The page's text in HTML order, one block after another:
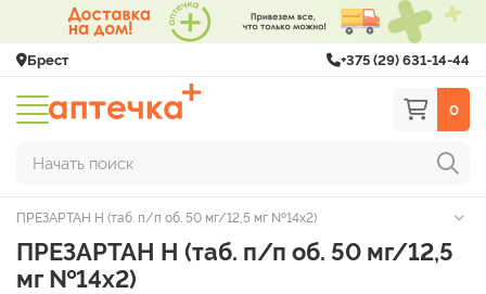
Брест +375 (29) 631-14-44
0
Начать поиск
ПРЕЗАРТАН Н (таб. п/п об. 50 мг/12,5 мг №14х2)
ПРЕЗАРТАН Н (таб. п/п об. 50 мг/12,5
мг №14х2)